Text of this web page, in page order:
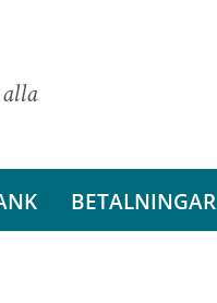
BETALNINGAR